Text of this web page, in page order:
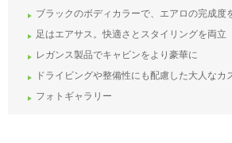
ブラックのボディカラーで、エアロの完成度
足はエアサス。快適さとスタイリングを両立
レガンス製品でキャビンをより豪華に
ドライビングや整備性にも配慮した大人なカ
フォトギャラリー